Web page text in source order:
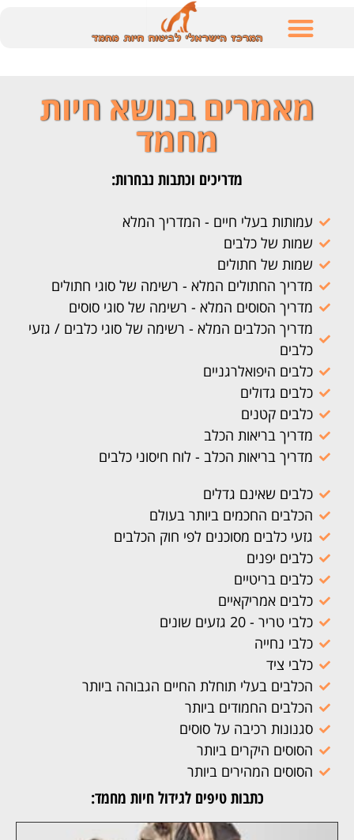
מאמרים בנושא חיות
מחמד
מדריכים וכתבות נבחרות:
עמותות בעלי חיים - המדריך המלא
שמות של כלבים
שמות של חתולים
מדריך החתולים המלא - רשימה של סוגי חתולים
מדריך הסוסים המלא - רשימה של סוגי סוסים
מדריך הכלבים המלא - רשימה של סוגי כלבים / גזעי
כלבים
כלבים היפואלרגניים
כלבים גדולים
כלבים קטנים
מדריך בריאות הכלב
מדריך בריאות הכלב - לוח חיסוני כלבים
כלבים שאינם גדלים
הכלבים החכמים ביותר בעולם
גזעי כלבים מסוכנים לפי חוק הכלבים
כלבים יפנים
כלבים בריטיים
כלבים אמריקאיים
כלבי טריר - 20 גזעים שונים
כלבי נחייה
כלבי ציד
הכלבים בעלי תוחלת החיים הגבוהה ביותר
הכלבים החמודים ביותר
סגנונות רכיבה על סוסים
הסוסים היקרים ביותר
הסוסים המהירים ביותר
כתבות טיפים לגידול חיות מחמד: